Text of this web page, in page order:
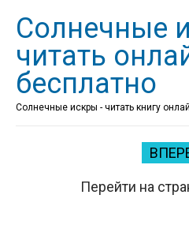
Солнечные
читать
бесплатно
Солнечные искры - читать книгу
Перейти на